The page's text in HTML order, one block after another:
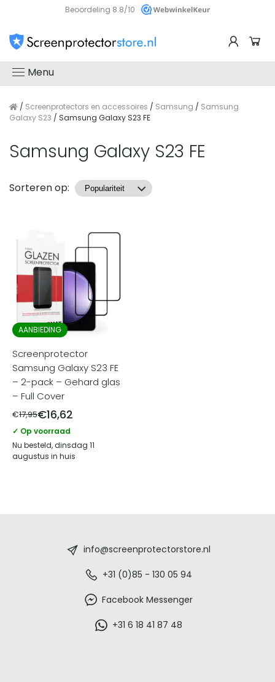
Beoordeling 8.8/10
Menu
/ Screenprotectors en accessoires / Samsung / Samsung
Galaxy S23 / Samsung Galaxy S23 FE
Samsung Galaxy S23 FE
Producten
Sorteren op:
AANBIEDING
Screenprotector
Samsung Galaxy S23 FE
– 2-pack – Gehard glas
– Full Cover
€17,95€16,62
✓ Op voorraad
Nu besteld, dinsdag 11
augustus in huis
info@screenprotectorstore.nl
+31 (0)85 - 130 05 94
Facebook Messenger
+31 6 18 41 87 48